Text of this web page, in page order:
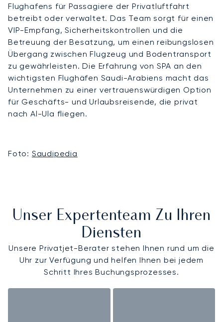
Flughafens für Passagiere der Privatluftfahrt
betreibt oder verwaltet. Das Team sorgt für einen
VIP-Empfang, Sicherheitskontrollen und die
Betreuung der Besatzung, um einen reibungslosen
Übergang zwischen Flugzeug und Bodentransport
zu gewährleisten. Die Erfahrung von SPA an den
wichtigsten Flughäfen Saudi-Arabiens macht das
Unternehmen zu einer vertrauenswürdigen Option
für Geschäfts- und Urlaubsreisende, die privat
nach Al-Ula fliegen.
Foto: Saudipedia
Unser Expertenteam Zu Ihren
Diensten
Unsere Privatjet-Berater stehen Ihnen rund um die
Uhr zur Verfügung und helfen Ihnen bei jedem
Schritt Ihres Buchungsprozesses.